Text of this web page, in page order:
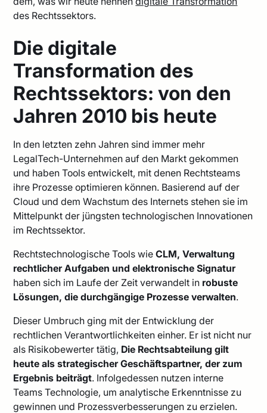
des Rechtssektors.
Die digitale
Transformation des
Rechtssektors: von den
Jahren 2010 bis heute
In den letzten zehn Jahren sind immer mehr
LegalTech-Unternehmen auf den Markt gekommen
und haben Tools entwickelt, mit denen Rechtsteams
ihre Prozesse optimieren können. Basierend auf der
Cloud und dem Wachstum des Internets stehen sie im
Mittelpunkt der jüngsten technologischen Innovationen
im Rechtssektor.
Rechtstechnologische Tools wieCLM, Verwaltung
rechtlicher Aufgaben und elektronische Signatur
haben sich im Laufe der Zeit verwandelt in robuste
Lösungen, die durchgängige Prozesse verwalten.
Dieser Umbruch ging mit der Entwicklung der
rechtlichen Verantwortlichkeiten einher. Er ist nicht nur
als Risikobewerter tätig, Die Rechtsabteilung gilt
heute als strategischer Geschäftspartner, der zum
Ergebnis beiträgt. Infolgedessen nutzen interne
Teams Technologie, um analytische Erkenntnisse zu
gewinnen und Prozessverbesserungen zu erzielen.